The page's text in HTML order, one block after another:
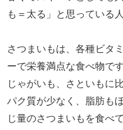
も＝太る」と思っている
さつまいもは、各種ビタ
ーで栄養満点な食べ物です
じゃがいも、さといもに
パク質が少なく、脂肪も
じ量のさつまいもを食べ